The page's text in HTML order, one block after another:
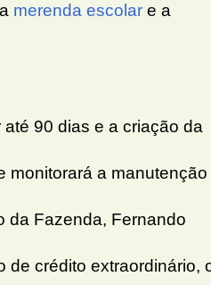
merenda escolar e a
90 dias e a criação da
monitorará a manutenção
da Fazenda, Fernando
de crédito extraordinário,